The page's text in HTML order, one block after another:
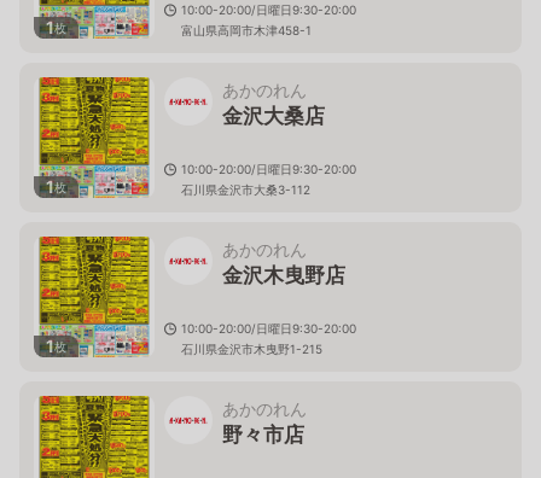
1枚
10:00-20:00/日曜日9:30-20:00
富山県高岡市木津458-1
1枚
あかのれん
金沢大桑店
10:00-20:00/日曜日9:30-20:00
石川県金沢市大桑3-112
1枚
あかのれん
金沢木曳野店
10:00-20:00/日曜日9:30-20:00
石川県金沢市木曳野1-215
あかのれん
野々市店